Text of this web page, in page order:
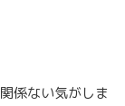
係ない気がしま